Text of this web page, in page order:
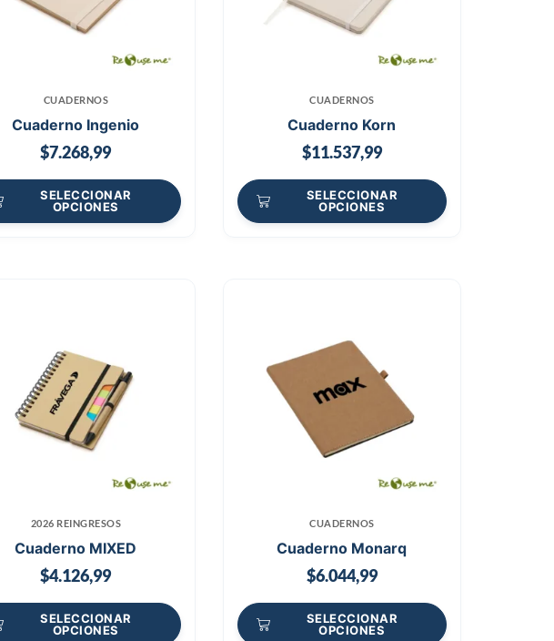
CUADERNOS
Cuaderno Ingenio
$7.268,99
SELECCIONAR
OPCIONES
CUADERNOS
Cuaderno Korn
$11.537,99
SELECCIONAR
OPCIONES
2026 REINGRESOS
Cuaderno MIXED
$4.126,99
SELECCIONAR
OPCIONES
CUADERNOS
Cuaderno Monarq
$6.044,99
SELECCIONAR
OPCIONES